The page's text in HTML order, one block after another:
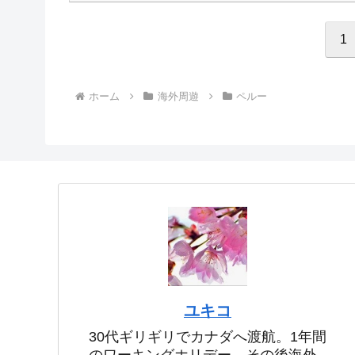
1
ホーム 海外周遊 ペルー
ユキコ
30代ギリギリでカナダへ渡航。1年間